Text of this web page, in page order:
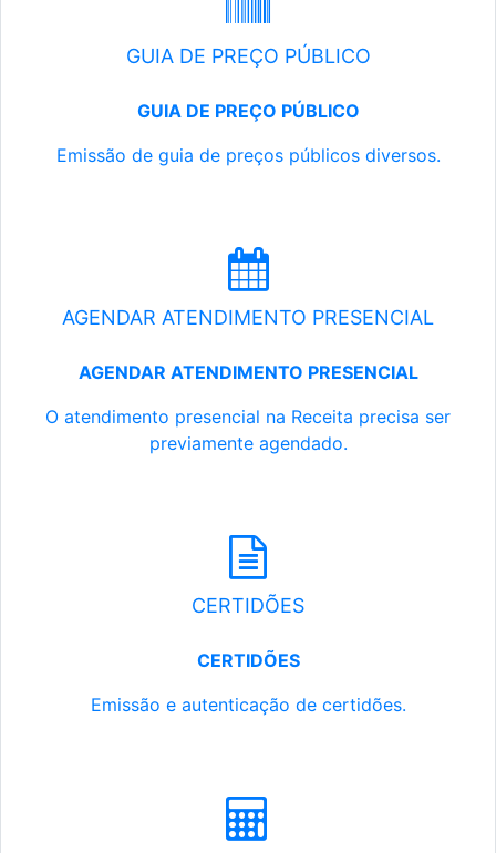
GUIA DE PREÇO PÚBLICO
GUIA DE PREÇO PÚBLICO
Emissão de guia de preços públicos diversos.
AGENDAR ATENDIMENTO PRESENCIAL
AGENDAR ATENDIMENTO PRESENCIAL
O atendimento presencial na Receita precisa ser
previamente agendado.
CERTIDÕES
CERTIDÕES
Emissão e autenticação de certidões.